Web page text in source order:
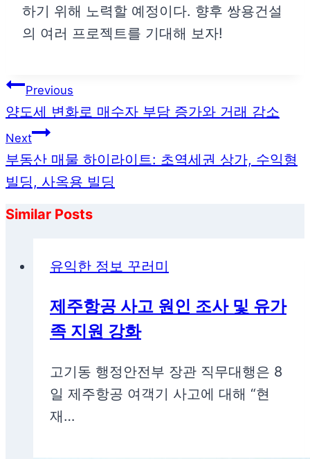
하기 위해 노력할 예정이다. 향후 쌍용건설
의 여러 프로젝트를 기대해 보자!
글
탐
Previous
양도세 변화로 매수자 부담 증가와 거래 감소
Next
부동산 매물 하이라이트: 초역세권 상가, 수익형
빌딩, 사옥용 빌딩
Similar Posts
유익한 정보 꾸러미
제주항공 사고 원인 조사 및 유가
족 지원 강화
고기동 행정안전부 장관 직무대행은 8
일 제주항공 여객기 사고에 대해 “현
재…